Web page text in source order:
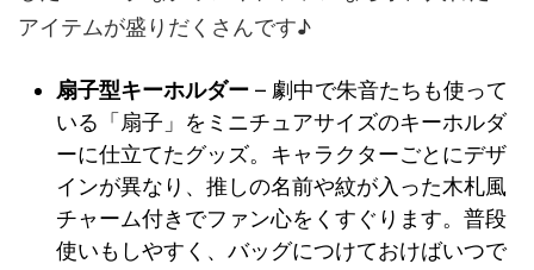
アイテムが盛りだくさんです♪
扇子型キーホルダー – 劇中で朱音たちも使って
いる「扇子」をミニチュアサイズのキーホルダ
ーに仕立てたグッズ。キャラクターごとにデザ
インが異なり、推しの名前や紋が入った木札風
チャーム付きでファン心をくすぐります。普段
使いもしやすく、バッグにつけておけばいつで